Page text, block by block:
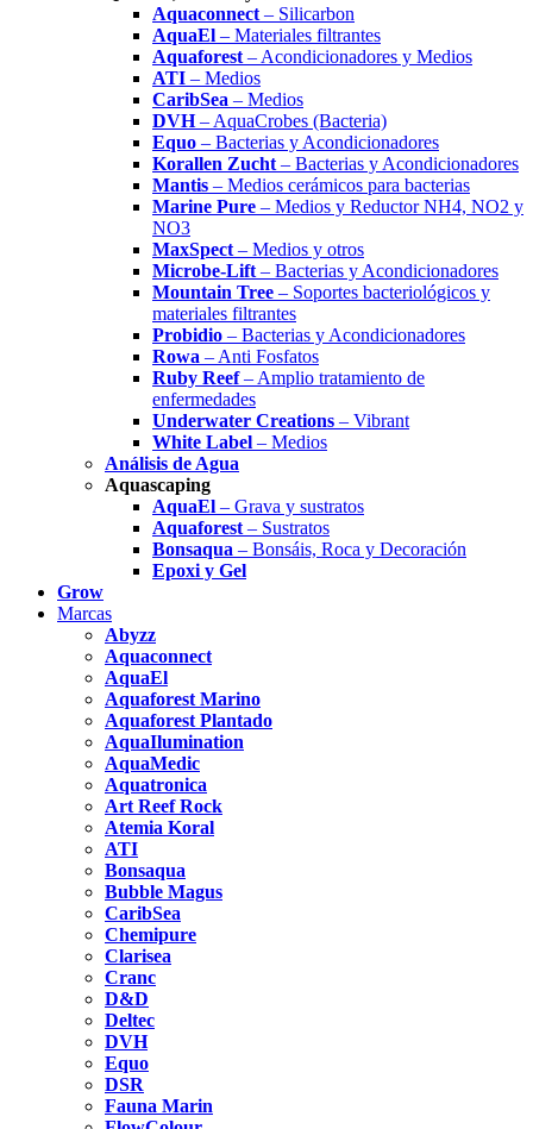
Aquaconnect – Silicarbon
AquaEl – Materiales filtrantes
Aquaforest – Acondicionadores y Medios
ATI – Medios
CaribSea – Medios
DVH– AquaCrobes (Bacteria)
Equo – Bacterias y Acondicionadores
Korallen Zucht – Bacterias y Acondicionadores
Mantis – Medios cerámicos para bacterias
Marine Pure – Medios y Reductor NH4, NO2 y
NO3
MaxSpect – Medios y otros
Microbe-Lift – Bacterias y Acondicionadores
Mountain Tree – Soportes bacteriológicos y
materiales filtrantes
Probidio – Bacterias y Acondicionadores
Rowa – Anti Fosfatos
Ruby Reef– Amplio tratamiento de
enfermedades
Underwater Creations – Vibrant
White Label – Medios
Análisis de Agua
Aquascaping
AquaEl – Grava y sustratos
Aquaforest – Sustratos
Bonsaqua – Bonsáis, Roca y Decoración
Epoxi y Gel
Grow
Marcas
Abyzz
Aquaconnect
AquaEl
Aquaforest Marino
Aquaforest Plantado
AquaIlumination
AquaMedic
Aquatronica
Art Reef Rock
Atemia Koral
ATI
Bonsaqua
Bubble Magus
CaribSea
Chemipure
Clarisea
Cranc
D&D
Deltec
DVH
Equo
DSR
Fauna Marin